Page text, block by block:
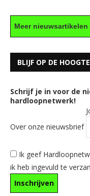
Meer nieuwsartikelen
BLIJF OP DE HOOGTE
Schrijf je in voor de
hardloopnetwerk!
Over onze nieuwsbrief
Ik geef
ik heb ingevuld te